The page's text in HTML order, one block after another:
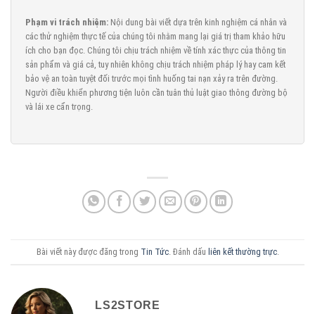
Phạm vi trách nhiệm: Nội dung bài viết dựa trên kinh nghiệm cá nhân và
các thử nghiệm thực tế của chúng tôi nhằm mang lại giá trị tham khảo hữu
ích cho bạn đọc. Chúng tôi chịu trách nhiệm về tính xác thực của thông tin
sản phẩm và giá cả, tuy nhiên không chịu trách nhiệm pháp lý hay cam kết
bảo vệ an toàn tuyệt đối trước mọi tình huống tai nạn xảy ra trên đường.
Người điều khiển phương tiện luôn cần tuân thủ luật giao thông đường bộ
và lái xe cẩn trọng.
Bài viết này được đăng trong Tin Tức. Đánh dấu liên kết thường trực.
LS2STORE